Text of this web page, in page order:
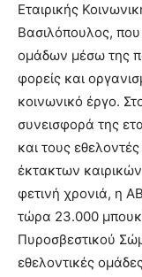
Εταιρικής
Βασιλόπουλος,
ομάδων μέσω της
φορείς και
κοινωνικό έργο.
συνεισφορά της
και τους
έκτακτων
φετινή χρονιά, η
τώρα 23.000
Πυροσβεστικού
εθελοντικές